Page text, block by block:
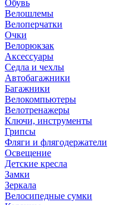
Обувь
Велошлемы
Велоперчатки
Очки
Велорюкзак
Аксессуары
Седла и чехлы
Автобагажники
Багажники
Велокомпьютеры
Велотренажеры
Ключи, инструменты
Грипсы
Фляги и флягодержатели
Освещение
Детские кресла
Замки
Зеркала
Велосипедные сумки